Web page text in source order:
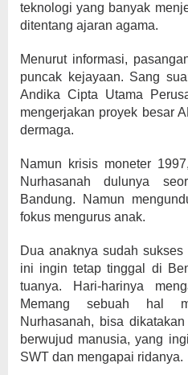
teknologi yang banyak
ditentang ajaran agama.
Menurut informasi,
puncak kejayaan. Sang
Andika Cipta Utama
mengerjakan proyek besar
dermaga.
Namun krisis moneter
Nurhasanah dulunya
Bandung. Namun
fokus mengurus anak.
Dua anaknya sudah
ini ingin tetap tinggal di
tuanya. Hari-harinya
Memang sebuah hal
Nurhasanah, bisa
berwujud manusia, yang
SWT dan mengapai ridanya.